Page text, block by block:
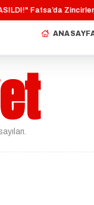
·Fatsa’da